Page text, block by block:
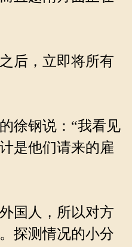
后，立即将所有
徐钢说：“我看见
是他们请来的雇
国人，所以对方
探测情况的小分